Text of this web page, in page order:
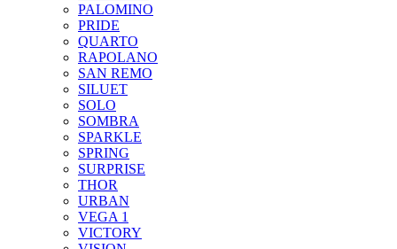
PALOMINO
PRIDE
QUARTO
RAPOLANO
SAN REMO
SILUET
SOLO
SOMBRA
SPARKLE
SPRING
SURPRISE
THOR
URBAN
VEGA 1
VICTORY